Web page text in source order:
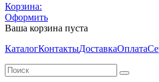
Корзина:
Оформить
Ваша корзина пуста
КаталогКонтактыДоставкаОплата